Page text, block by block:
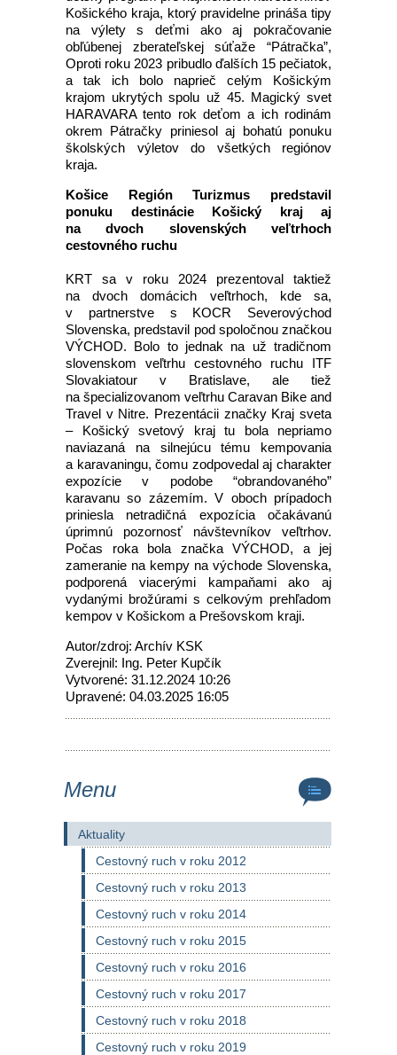
Košického kraja, ktorý pravidelne prináša tipy
na výlety s deťmi ako aj pokračovanie
obľúbenej zberateľskej súťaže “Pátračka”,
Oproti roku 2023 pribudlo ďalších 15 pečiatok,
a tak ich bolo naprieč celým Košickým
krajom ukrytých spolu už 45. Magický svet
HARAVARA tento rok deťom a ich rodinám
okrem Pátračky priniesol aj bohatú ponuku
školských výletov do všetkých regiónov
kraja.
Košice Región Turizmus predstavil
ponuku destinácie Košický kraj aj
na dvoch slovenských veľtrhoch
cestovného ruchu
KRT sa v roku 2024 prezentoval taktiež
na dvoch domácich veľtrhoch, kde sa,
v partnerstve s KOCR Severovýchod
Slovenska, predstavil pod spoločnou značkou
VÝCHOD. Bolo to jednak na už tradičnom
slovenskom veľtrhu cestovného ruchu ITF
Slovakiatour v Bratislave, ale tiež
na špecializovanom veľtrhu Caravan Bike and
Travel v Nitre. Prezentácii značky Kraj sveta
– Košický svetový kraj tu bola nepriamo
naviazaná na silnejúcu tému kempovania
a karavaningu, čomu zodpovedal aj charakter
expozície v podobe “obrandovaného”
karavanu so zázemím. V oboch prípadoch
priniesla netradičná expozícia očakávanú
úprimnú pozornosť návštevníkov veľtrhov.
Počas roka bola značka VÝCHOD, a jej
zameranie na kempy na východe Slovenska,
podporená viacerými kampaňami ako aj
vydanými brožúrami s celkovým prehľadom
kempov v Košickom a Prešovskom kraji.
Autor/zdroj: Archív KSK
Zverejnil: Ing. Peter Kupčík
Vytvorené: 31.12.2024 10:26
Upravené: 04.03.2025 16:05
Menu
Aktuality
Cestovný ruch v roku 2012
Cestovný ruch v roku 2013
Cestovný ruch v roku 2014
Cestovný ruch v roku 2015
Cestovný ruch v roku 2016
Cestovný ruch v roku 2017
Cestovný ruch v roku 2018
Cestovný ruch v roku 2019